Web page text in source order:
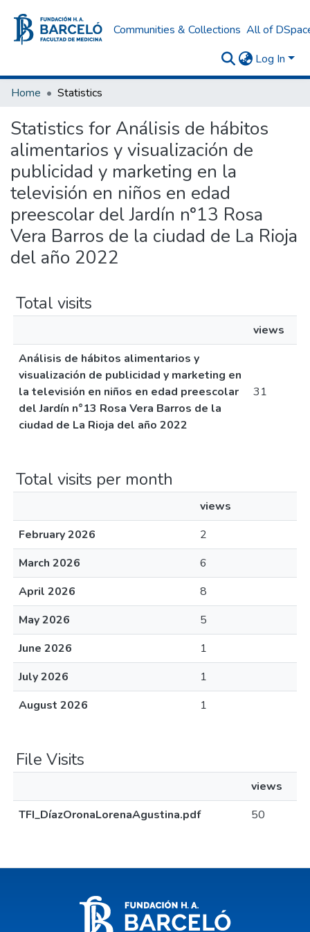
Communities & Collections All of
Log In
Home Statistics
Statistics for Análisis de hábitos
alimentarios y visualización de
publicidad y marketing en la
televisión en niños en edad
preescolar del Jardín n°13 Rosa
Vera Barros de la ciudad de La Rioja
del año 2022
Total visits
views
Análisis de hábitos alimentarios y
visualización de publicidad y marketing en
la televisión en niños en edad preescolar
del Jardín n°13 Rosa Vera Barros de la
ciudad de La Rioja del año 2022
31
Total visits per month
views
February 2026
2
March 2026
6
April 2026
8
May 2026
5
June 2026
1
July 2026
1
August 2026
1
File Visits
views
TFI_DíazOronaLorenaAgustina.pdf
50